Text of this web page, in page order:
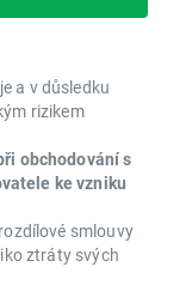
a v důsledku
rizikem
obchodování s
ke vzniku
smlouvy
ztráty svých